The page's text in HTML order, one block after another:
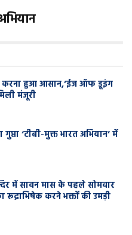
करना हुआ आसान,’ईज ऑफ डूइंग
मंजूरी
‘टीबी-मुक्त भारत अभियान’ में
में सावन मास के पहले सोमवार
करने भक्तों की उमड़ी